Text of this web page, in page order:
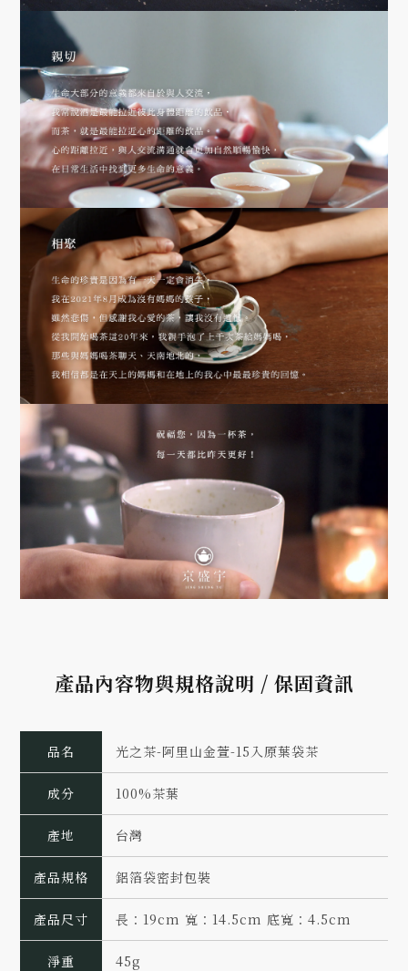
產品內容物與規格說明 / 保固資訊
品名 光之茶-阿里山金萱-15入原葉袋茶
成分 100%茶葉
產地 台灣
產品規格 鋁箔袋密封包裝
產品尺寸 長：19cm 寬：14.5cm 底寬：4.5cm
淨重 45g